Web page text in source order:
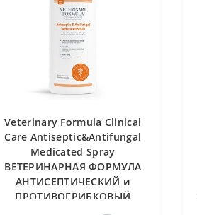
Veterinary Formula Clinical
Care Antiseptic&Antifungal
Medicated Spray
ВЕТЕРИНАРНАЯ ФОРМУЛА
АНТИСЕПТИЧЕСКИЙ и
ПРОТИВОГРИБКОВЫЙ